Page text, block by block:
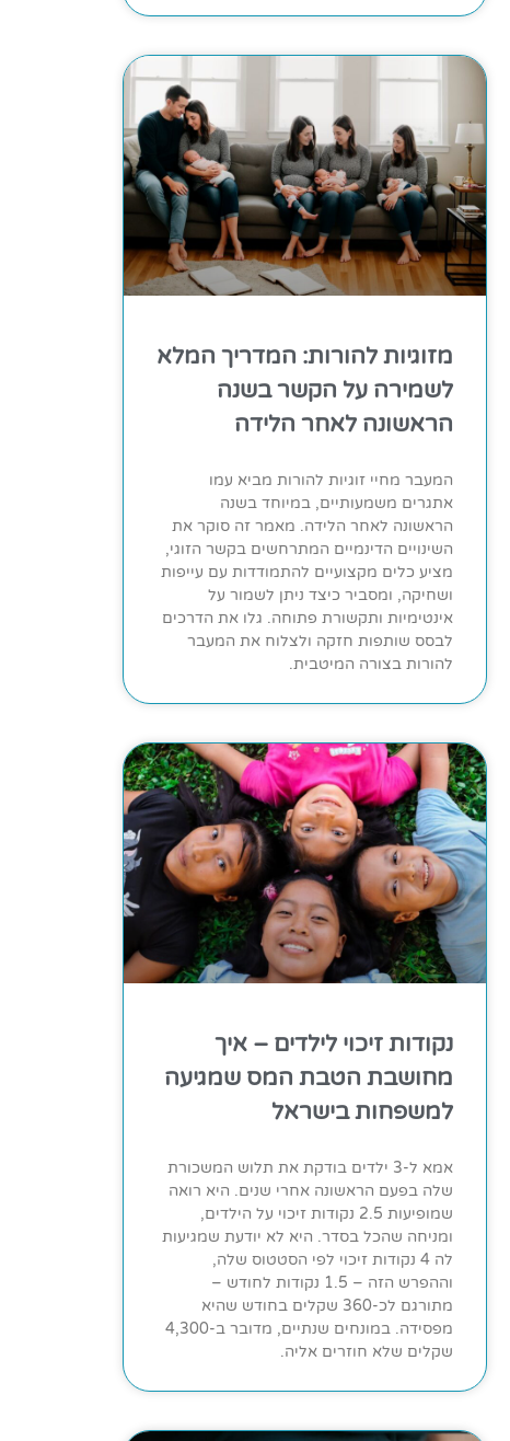
מזוגיות להורות: המדריך המלא
לשמירה על הקשר בשנה
הראשונה לאחר הלידה
המעבר מחיי זוגיות להורות מביא עמו
אתגרים משמעותיים, במיוחד בשנה
הראשונה לאחר הלידה. מאמר זה סוקר את
השינויים הדינמיים המתרחשים בקשר הזוגי,
מציע כלים מקצועיים להתמודדות עם עייפות
ושחיקה, ומסביר כיצד ניתן לשמור על
אינטימיות ותקשורת פתוחה. גלו את הדרכים
לבסס שותפות חזקה ולצלוח את המעבר
להורות בצורה המיטבית.
נקודות זיכוי לילדים – איך
מחושבת הטבת המס שמגיעה
למשפחות בישראל
אמא ל-3 ילדים בודקת את תלוש המשכורת
שלה בפעם הראשונה אחרי שנים. היא רואה
שמופיעות 2.5 נקודות זיכוי על הילדים,
ומניחה שהכל בסדר. היא לא יודעת שמגיעות
לה 4 נקודות זיכוי לפי הסטטוס שלה,
וההפרש הזה – 1.5 נקודות לחודש –
מתורגם לכ-360 שקלים בחודש שהיא
מפסידה. במונחים שנתיים, מדובר ב-4,300
שקלים שלא חוזרים אליה.